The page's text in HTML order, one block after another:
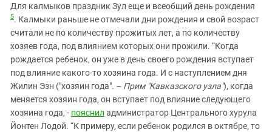
Для калмыков праздник Зул еще и всеобщий день рождения
5. Калмыки раньше не отмечали дни рождения и свой возраст
считали не по количеству прожитых лет, а по количеству
хозяев года, под влиянием которых они прожили. “Когда
рождается ребенок, он уже в день своего рождения вступает
под влияние какого-то хозяина года. И с наступлением дня
Жилин Эзн ("хозяин года". – Прим "Кавказского узла"), когда
меняется хозяин года, он вступает под влияние следующего
хозяина года, - пояснил администратор Центрального хурула
Йонтен Лодой. “К примеру, если ребенок родился в октябре, то